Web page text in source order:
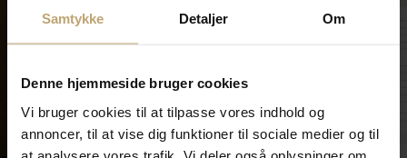
Samtykke Detaljer Om
Denne hjemmeside bruger cookies
Vi bruger cookies til at tilpasse vores indhold og
annoncer, til at vise dig funktioner til sociale medier og til
at analysere vores trafik. Vi deler også oplysninger om